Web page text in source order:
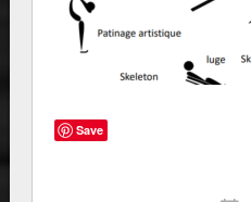
Save